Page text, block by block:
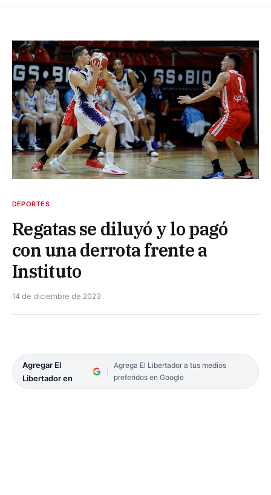
DEPORTES
Regatas se diluyó y lo pagó
con una derrota frente a
Instituto
14 de diciembre de 2023
Agregar El
Libertador en
Agrega El Libertador a tus medios
preferidos en Google